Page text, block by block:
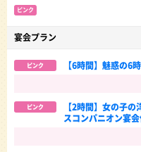
ピンク
宴会プラン
ピンク
【6時間】魅惑の6
ピンク
【2時間】女の子
スコンパニオン宴